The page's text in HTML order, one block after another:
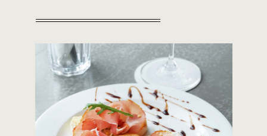
RECIPES
CONTACTS